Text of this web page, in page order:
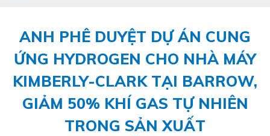
ANH PHÊ DUYỆT DỰ ÁN CUNG
ỨNG HYDROGEN CHO NHÀ MÁY
KIMBERLY-CLARK TẠI BARROW,
GIẢM 50% KHÍ GAS TỰ NHIÊN
TRONG SẢN XUẤT